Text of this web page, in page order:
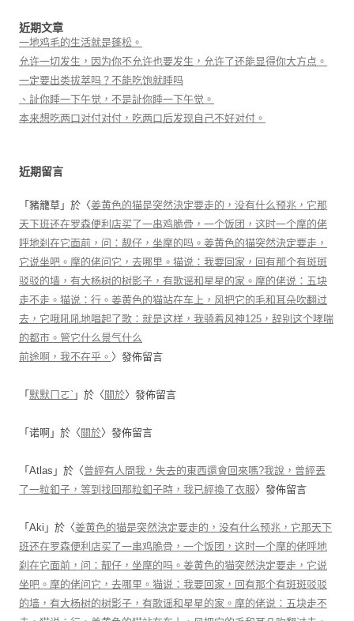
近期文章
一地鸡毛的生活就是蓬松。
允许一切发生，因为你不允许也要发生，允许了还能显得你大方点。
一定要出类拔萃吗？不能吃饱就睡吗
、訨你睡一下午觉，不是訨你睡一下午觉。
本来想吃两口对付对付，吃两口后发现自己不好对付。
近期留言
「 豬籠草 」於〈姜黄色的猫是突然決定要走的，没有什么预兆，它那
天下班还在罗森便利店买了一串鸡脆骨，一个饭团，这时一个摩的佬
呼地刹在它面前，问：靓仔，坐摩的吗。姜黄色的猫突然決定要走，
它说坐吧。摩的佬问它，去哪里。猫说：我要回家，回有那个有斑斑
驳驳的墙，有大杨树的树影子，有歌谣和星星的家。摩的佬说：五块
走不走。猫说：行。姜黄色的猫站在车上，风把它的毛和耳朵吹翻过
去，它哦吼吼地唱起了歌：就是这样，我骑着风神125，辞别这个哮喘
的都市。管它什么景气什么
前途啊，我不在乎。 〉發佈留言
「 默默ㄇㄛˋ 」於〈 關於〉發佈留言
「 诺啊 」於〈 關於〉發佈留言
「 Atlas 」於〈曾經有人問我，失去的東西還會回來嗎?我說，曾經丟
了一粒釦子，等到找回那粒釦子時，我已經換了衣服〉發佈留言
「 Aki 」於〈姜黄色的猫是突然決定要走的，没有什么预兆，它那天下
班还在罗森便利店买了一串鸡脆骨，一个饭团，这时一个摩的佬呼地
刹在它面前，问：靓仔，坐摩的吗。姜黄色的猫突然決定要走，它说
坐吧。摩的佬问它，去哪里。猫说：我要回家，回有那个有斑斑驳驳
的墙，有大杨树的树影子，有歌谣和星星的家。摩的佬说：五块走不